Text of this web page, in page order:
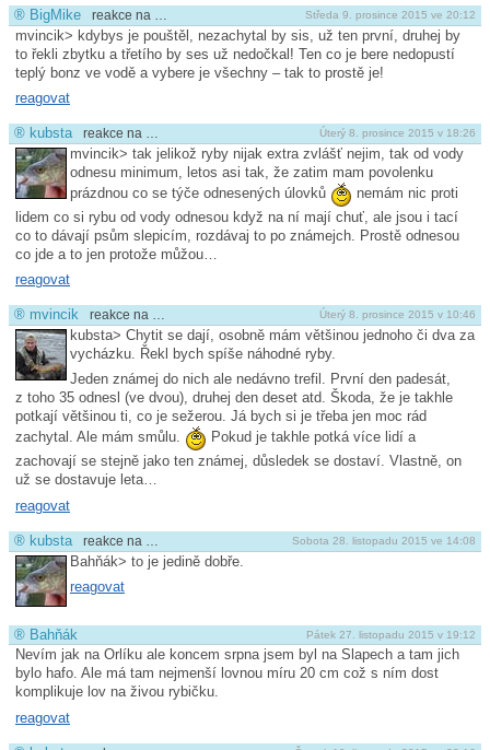
Středa 9. prosince 2015 ve 20:12
® BigMike reakce na …
mvincik> kdybys je pouštěl, nezachytal by sis, už ten první, druhej by
to řekli zbytku a třetího by ses už nedočkal! Ten co je bere nedopustí
teplý bonz ve vodě a vybere je všechny – tak to prostě je!
reagovat
Úterý 8. prosince 2015 v 18:26
® kubsta reakce na …
mvincik> tak jelikož ryby nijak extra zvlášť nejim, tak od vody
odnesu minimum, letos asi tak, že zatim mam povolenku
prázdnou co se týče odnesených úlovků
nemám nic proti
lidem co si rybu od vody odnesou když na ní mají chuť, ale jsou i tací
co to dávají psům slepicím, rozdávaj to po známejch. Prostě odnesou
co jde a to jen protože můžou…
reagovat
Úterý 8. prosince 2015 v 10:46
® mvincik reakce na …
kubsta> Chytit se dají, osobně mám většinou jednoho či dva za
vycházku. Řekl bych spíše náhodné ryby.
Jeden známej do nich ale nedávno trefil. První den padesát,
z toho 35 odnesl (ve dvou), druhej den deset atd. Škoda, že je takhle
potkají většinou ti, co je sežerou. Já bych si je třeba jen moc rád
zachytal. Ale mám smůlu.
Pokud je takhle potká více lidí a
zachovají se stejně jako ten známej, důsledek se dostaví. Vlastně, on
už se dostavuje leta…
reagovat
Sobota 28. listopadu 2015 ve 14:08
® kubsta reakce na …
Bahňák> to je jedině dobře.
reagovat
Pátek 27. listopadu 2015 v 19:12
® Bahňák
Nevím jak na Orlíku ale koncem srpna jsem byl na Slapech a tam jich
bylo hafo. Ale má tam nejmenší lovnou míru 20 cm což s ním dost
komplikuje lov na živou rybičku.
reagovat